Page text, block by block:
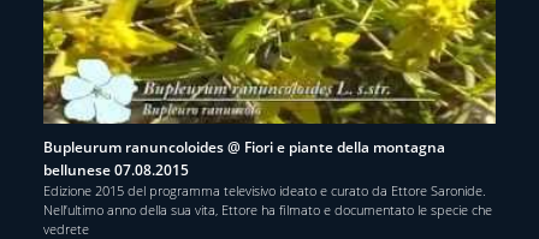
Bupleurum ranuncoloides @ Fiori e piante della montagna
bellunese 07.08.2015
Edizione 2015 del programma televisivo ideato e curato da Ettore Saronide.
Nell’ultimo anno della sua vita, Ettore ha filmato e documentato le specie che
vedrete